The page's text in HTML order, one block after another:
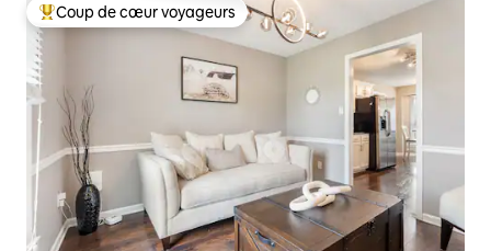
Coups de cœur voyageurs les plus appréciés
Coup de cœur voyageurs